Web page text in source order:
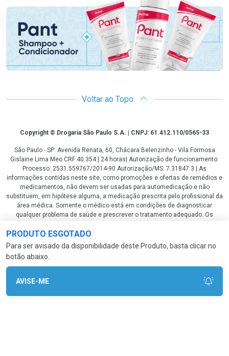
PRODUTO ESGOTADO
Para ser avisado da disponibilidade deste Produto, basta clicar no
botão abaixo.
AVISE-ME
Voltar ao Topo
CopyrightCopyright © Drogaria São Paulo S.A. | CNPJ: 61.412.110/0565-33
São Paulo - SP: Avenida Renata, 60, Chácara Belenzinho - Vila Formosa
Gislaine Lima Meo CRF 40.354 | 24 horas| Autorização de funcionamento:
Processo: 2531.559767/2014-90 Autorização/MS: 7.31847.3 | As
informações contidas neste site, como promoções e ofertas de remédios e
medicamentos, não devem ser usadas para automedicação e não
substituem, em hipótese alguma, a medicação prescrita pelo profissional da
área médica. Somente o médico está em condições de diagnosticar
qualquer problema de saúde e prescrever o tratamento adequado. Os
fotos contidas em nosso site são meramente ilustrativas. *Preços e
disponibilidade sujeitos a alterações no decorrer do dia. Antibióticos e
antimicrobianos vendas apenas em lojas físicas ou televendas. Portaria nº
344 - 01/02/1999 - Ministério da Saúde. Horário de funcionamento Central
LGPD Aceite os Cookies